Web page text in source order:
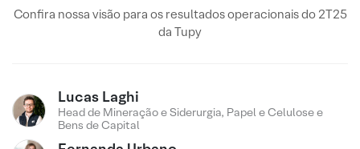
Confira nossa visão para os resultados operacionais do 2T25
da Tupy
Lucas Laghi
Head de Mineração e Siderurgia, Papel e Celulose e
Bens de Capital